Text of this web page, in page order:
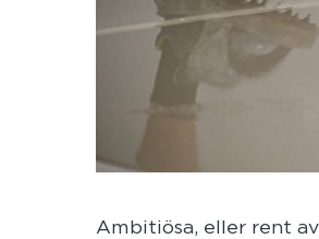
Ambitiösa, eller rent